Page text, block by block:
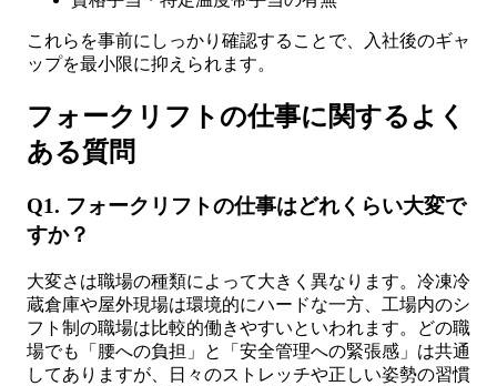
これらを事前にしっかり確認することで、入社後のギャ
ップを最小限に抑えられます。
フォークリフトの仕事に関するよく
ある質問
Q1. フォークリフトの仕事はどれくらい大変で
すか？
大変さは職場の種類によって大きく異なります。冷凍冷
蔵倉庫や屋外現場は環境的にハードな一方、工場内のシ
フト制の職場は比較的働きやすいといわれます。どの職
場でも「腰への負担」と「安全管理への緊張感」は共通
してありますが、日々のストレッチや正しい姿勢の習慣